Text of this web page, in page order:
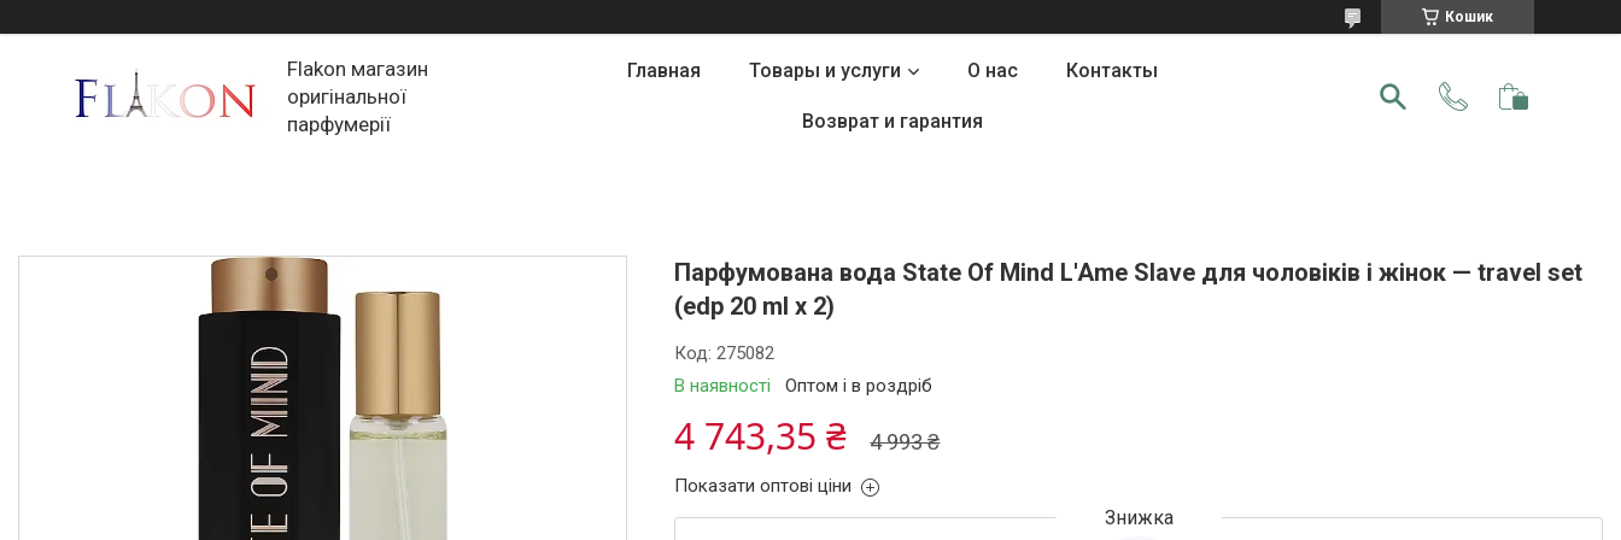
Кошик
Flakon магазин
оригінальної
парфумерії
Главная Товары и услуги О нас Контакты
Возврат и гарантия
Парфумована вода State Of Mind L'Ame Slave для чоловіків і жінок — travel set
(edp 20 ml x 2)
В наявності Оптом і в роздріб
Код:275082
4 993 ₴
4 743,35 ₴
Показати оптові ціни